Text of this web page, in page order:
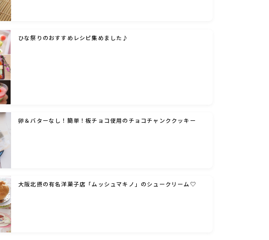
ひな祭りのおすすめレシピ集めました♪
卵＆バターなし！簡単！板チョコ使用のチョコチャンククッキー
大阪北摂の有名洋菓子店「ムッシュマキノ」のシュークリーム♡